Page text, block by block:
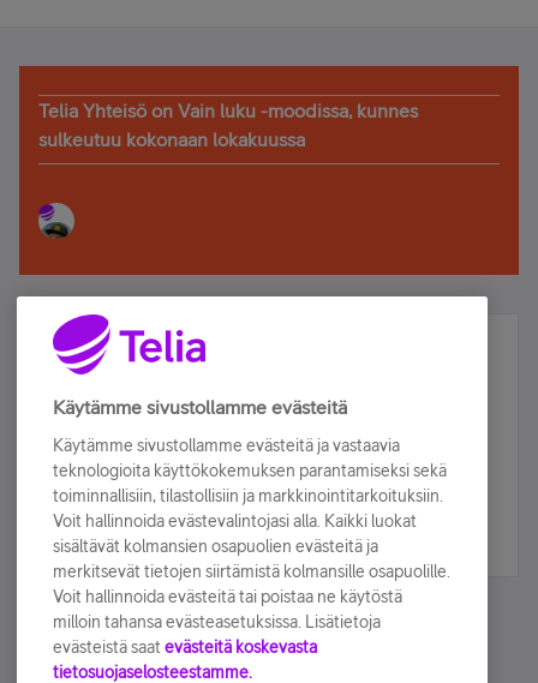
Telia Yhteisö on Vain luku -moodissa, kunnes
sulkeutuu kokonaan lokakuussa
Älä jää paitsi – osallistu ja voita!
Tilaa Telian uutiskirje ja olet mukana arvonnassa.
sähköpostiisi.
Tilaa nyt
Käytämme sivustollamme evästeitä
Käytämme sivustollamme evästeitä ja vastaavia
teknologioita käyttökokemuksen parantamiseksi sekä
toiminnallisiin, tilastollisiin ja markkinointitarkoituksiin.
Voit hallinnoida evästevalintojasi alla. Kaikki luokat
sisältävät kolmansien osapuolien evästeitä ja
merkitsevät tietojen siirtämistä kolmansille osapuolille.
Voit hallinnoida evästeitä tai poistaa ne käytöstä
milloin tahansa evästeasetuksissa. Lisätietoja
evästeistä saat evästeitä koskevasta
tietosuojaselosteestamme.